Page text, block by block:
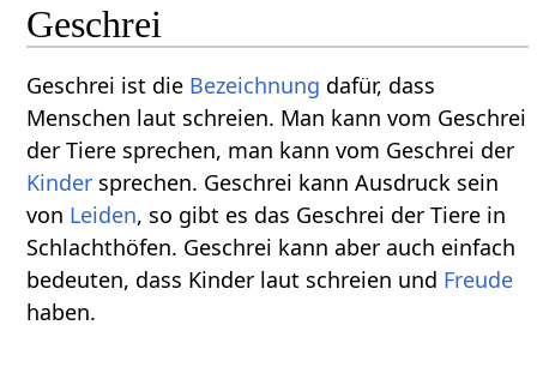
Geschrei
Geschrei ist die Bezeichnung dafür, dass
Menschen laut schreien. Man kann vom Geschrei
der Tiere sprechen, man kann vom Geschrei der
Kinder sprechen. Geschrei kann Ausdruck sein
von Leiden, so gibt es das Geschrei der Tiere in
Schlachthöfen. Geschrei kann aber auch einfach
bedeuten, dass Kinder laut schreien und Freude
haben.